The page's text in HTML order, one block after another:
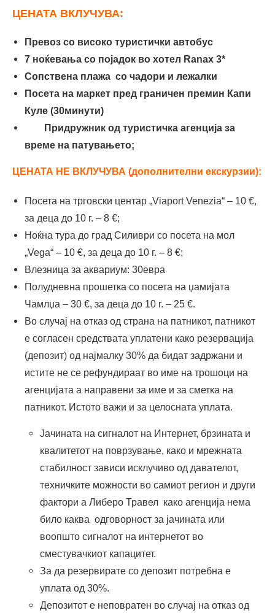
ЦЕНАТА ВКЛУЧУВА:
Превоз со високо туристички автобус
7 ноќевања со појадок во хотел Ranax 3*
Сопствена плажа со чадори и лежалки
Посета на маркет пред граничен премин Капи
Куле (30минути)
Придружник од туристичка агенција за
време на патувањето;
ЦЕНАТА НЕ ВКЛУЧУВА (дополнителни екскурзии):
Посета на трговски центар „Viaport Venezia“ – 10 €,
за деца до 10 г. – 8 €;
Ноќна тура до град Силиври со посета на мол
„Vega“ – 10 €, за деца до 10 г. – 8 €;
Влезница за аквариум: 30евра
Полудневна прошетка со посета на џамијата
Чамлџа – 30 €, за деца до 10 г. – 25 €.
Во случај на отказ од страна на патникот, патникот
е согласен средствата уплатени како резервација
(депозит) од најмалку 30% да бидат задржани и
истите не се рефундираат во име на трошоци на
агенцијата а направени за име и за сметка на
патникот. Истото важи и за целосната уплата.
Јачината на сигналот на Интернет, брзината и
квалитетот на поврзување, како и мрежната
стабилност зависи исклучиво од давателот,
техничките можности во самиот регион и други
фактори а Либеро Травел како агенција нема
било каква одговорност за јачината или
воопшто сигналот на интернетот во
сместувачкиот капацитет.
За да резервирате со депозит потребна е
уплата од 30%.
Депозитот е неповратен во случај на отказ од